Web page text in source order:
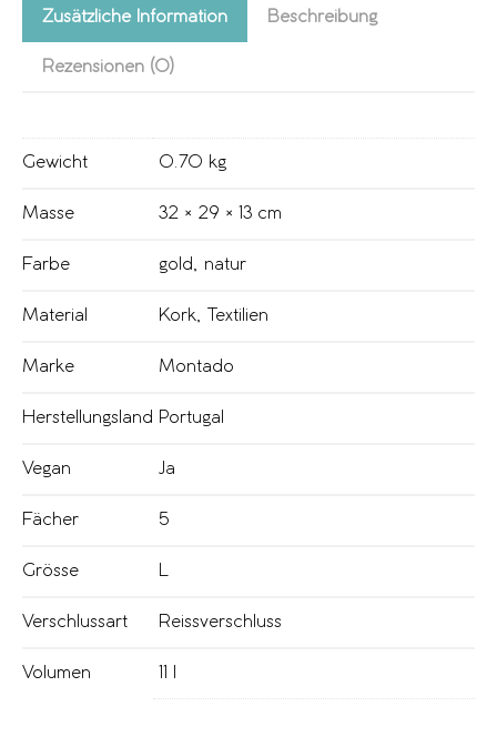
Zusätzliche Information Beschreibung
Rezensionen (0)
Gewicht 0.70 kg
Masse 32 × 29 × 13 cm
Farbe gold, natur
Material Kork, Textilien
Marke Montado
Herstellungsland Portugal
Vegan Ja
Fächer 5
Grösse L
Verschlussart Reissverschluss
Volumen